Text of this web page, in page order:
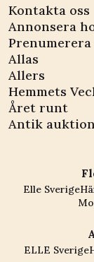
Kontakta oss
Annonsera
Prenumerera
Allas
Allers
Hemmets
Året runt
Antik auktion
Elle Sverige
ELLE Sverige